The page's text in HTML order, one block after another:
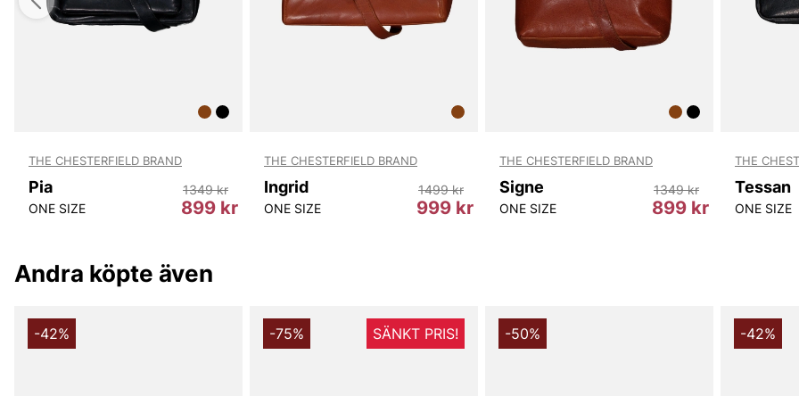
THE CHESTERFIELD BRAND
Pia
ONE SIZE 899 kr
1349 kr
THE CHESTERFIELD BRAND
Ingrid
ONE SIZE 999 kr
1499 kr
THE CHESTERFIELD BRAND
Signe
ONE SIZE 899 kr
1349 kr
THE
Tessan
ONE SIZE
Andra köpte även
-42% -75% SÄNKT PRIS! -50% -42%